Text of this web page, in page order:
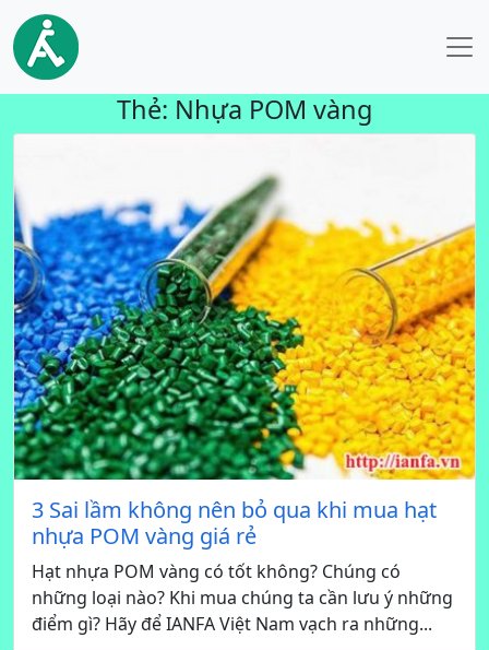
Thẻ: Nhựa POM vàng
3 Sai lầm không nên bỏ qua khi mua hạt
nhựa POM vàng giá rẻ
Hạt nhựa POM vàng có tốt không? Chúng có
những loại nào? Khi mua chúng ta cần lưu ý những
điểm gì? Hãy để IANFA Việt Nam vạch ra những...